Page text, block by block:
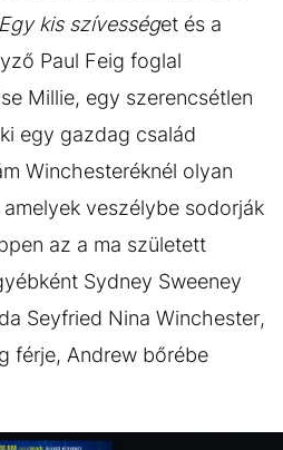
Egy kis szívességet és a
Paul Feig foglal
Millie, egy szerencsétlen
egy gazdag család
Winchesteréknél olyan
veszélybe sodorják
az a ma született
Sydney Sweeney
Seyfried Nina Winchester,
férje, Andrew bőrébe